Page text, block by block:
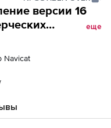
версии 16
еще
Navicat